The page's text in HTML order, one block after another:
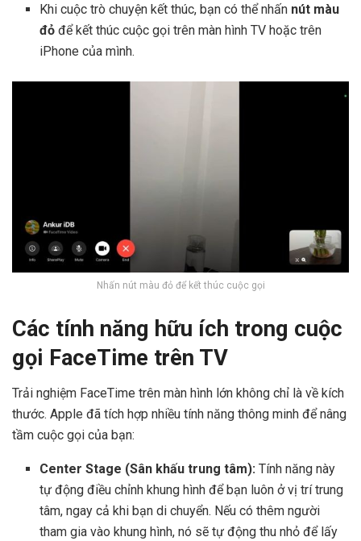
Khi cuộc trò chuyện kết thúc, bạn có thể nhấn nút màu
đỏ để kết thúc cuộc gọi trên màn hình TV hoặc trên
iPhone của mình.
Nhấn nút màu đỏ để kết thúc cuộc gọi
Các tính năng hữu ích trong cuộc
gọi FaceTime trên TV
Trải nghiệm FaceTime trên màn hình lớn không chỉ là về kích
thước. Apple đã tích hợp nhiều tính năng thông minh để nâng
tầm cuộc gọi của bạn:
Center Stage (Sân khấu trung tâm): Tính năng này
tự động điều chỉnh khung hình để bạn luôn ở vị trí trung
tâm, ngay cả khi bạn di chuyển. Nếu có thêm người
tham gia vào khung hình, nó sẽ tự động thu nhỏ để lấy